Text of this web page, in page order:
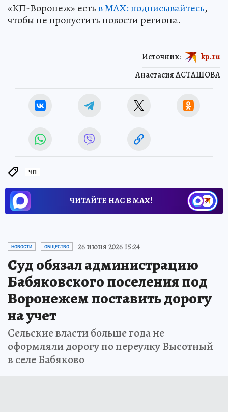
«КП-Воронеж» естьв МАХ: подписывайтесь,
чтобы не пропустить новости региона.
Анастасия АСТАШОВА
Источник: kp.ru
ЧП
ЧИТАЙТЕ НАС В МАХ!
НОВОСТИ ОБЩЕСТВО 26 июня 2026 15:24
Суд обязал администрацию
Бабяковского поселения под
Воронежем поставить дорогу
на учет
Сельские власти больше года не
оформляли дорогу по переулку Высотный
в селе Бабяково